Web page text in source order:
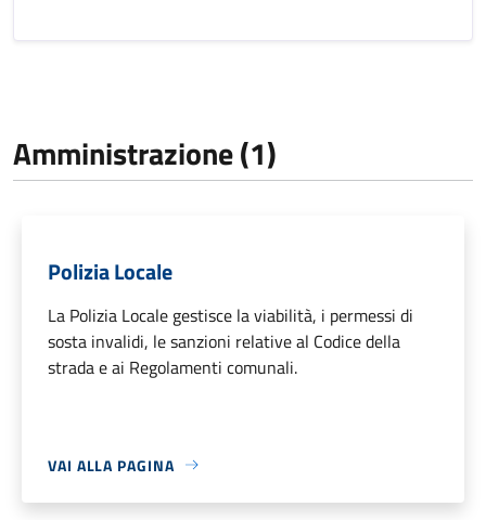
Amministrazione (1)
Polizia Locale
La Polizia Locale gestisce la viabilità, i permessi di
sosta invalidi, le sanzioni relative al Codice della
strada e ai Regolamenti comunali.
VAI ALLA PAGINA